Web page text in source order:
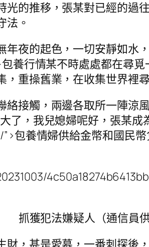
的推移，張某對已經的過
法。
夜的起色，一切安靜如水
養行情某不時處處都在尋
重操舊業，在收集世界裡尋
接觸，兩邊各取所一陣涼
了，我兒媳婦呢好，張某
養情婦供給金幣和國民
抓獲犯法嫌疑人（通信員供